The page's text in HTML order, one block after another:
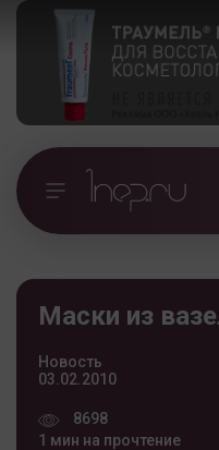
Маски из
Новость
03.02.2010
8698
1 мин на прочтение